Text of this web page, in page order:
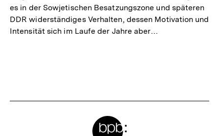
es in der Sowjetischen Besatzungszone und späteren
DDR widerständiges Verhalten, dessen Motivation und
Intensität sich im Laufe der Jahre aber…